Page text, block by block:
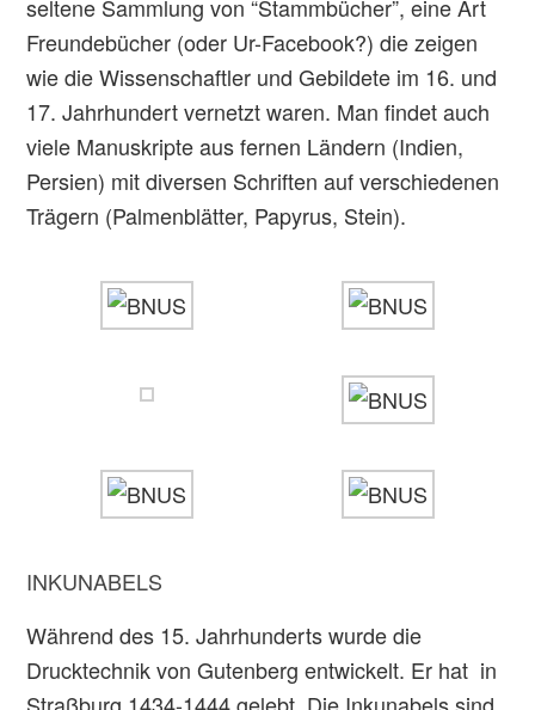
seltene Sammlung von “Stammbücher”, eine Art
Freundebücher (oder Ur-Facebook?) die zeigen
wie die Wissenschaftler und Gebildete im 16. und
17. Jahrhundert vernetzt waren. Man findet auch
viele Manuskripte aus fernen Ländern (Indien,
Persien) mit diversen Schriften auf verschiedenen
Trägern (Palmenblätter, Papyrus, Stein).
INKUNABELS
Während des 15. Jahrhunderts wurde die
Drucktechnik von Gutenberg entwickelt. Er hat in